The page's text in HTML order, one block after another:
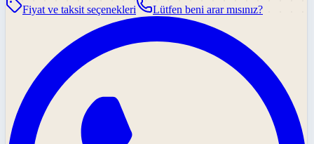
Fiyat ve taksit seçenekleri
Lütfen beni arar mısınız?